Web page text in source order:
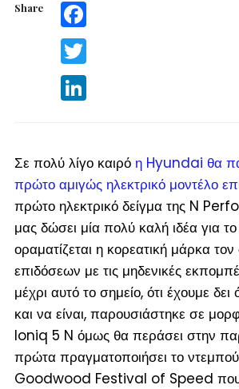
Share Facebook
Twitter
LinkedIn
Σε πολύ λίγο καιρό η Hyundai θα
πρώτο αμιγώς ηλεκτρικό μοντέλο
πρώτο ηλεκτρικό δείγμα της N
μας δώσει μία πολύ καλή ιδέα για
οραματίζεται η κορεατική μάρκα
επιδόσεων με τις μηδενικές
μέχρι αυτό το σημείο, ότι έχουμε
και να είναι, παρουσιάστηκε σε
Ioniq 5 N όμως θα περάσει στην
πρώτα πραγματοποιήσει το
Goodwood Festival of Speed που